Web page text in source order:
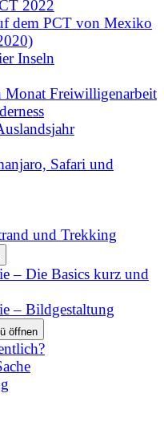
2022
dem PCT von Mexiko
Inseln
Monat Freiwilligenarbeit
Safari und
und Trekking
– Die Basics kurz und
– Bildgestaltung
öffnen